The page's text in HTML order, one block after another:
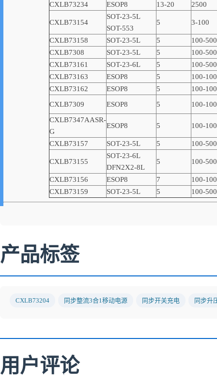
CXLB73234
ESOP8 13-20 2500
CXLB73154
SOT-23-5L
SOT-553
5 3-100
CXLB73158 SOT-23-5L 5
100-500
CXLB7308
SOT-23-5L 5
100-500
CXLB73161
SOT-23-6L 5
100-500
CXLB73163
ESOP8 5
100-
CXLB73162
ESOP8 5
100-
CXLB7309
ESOP8 5
100-
CXLB7347AASR-
G
ESOP8 5 100-
CXLB73157 SOT-23-5L 5 100-500
CXLB73155
SOT-23-6L
DFN2X2-8L
5 100-500
CXLB73156 ESOP8 7
100-
CXLB73159
SOT-23-5L 5 100-500
产品标签
CXLB73204 同步整流3合1移动电源 同步开关充电 同步升
用户评论